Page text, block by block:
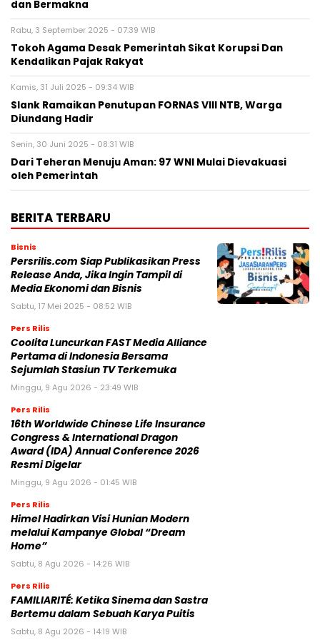
dan Bermakna
Rabu, 3 September 2025 - 07:39 WIB
Tokoh Agama Desak Pemerintah Sikat Korupsi Dan
Kendalikan Pajak Rakyat
Kamis, 31 Juli 2025 - 09:34 WIB
Slank Ramaikan Penutupan FORNAS VIII NTB, Warga
Diundang Hadir
Senin, 30 Juni 2025 - 08:31 WIB
Dari Teheran Menuju Aman: 97 WNI Mulai Dievakuasi
oleh Pemerintah
BERITA TERBARU
Bisnis
Persrilis.com Siap Publikasikan Press
Release Anda, Jika Ingin Tampil di
Media Ekonomi dan Bisnis
Sabtu, 17 Mei 2025 - 08:52 WIB
Pers Rilis
Coolita Luncurkan FAST Media Alliance
Pertama di Indonesia Bersama
Sejumlah Stasiun TV Terkemuka
Minggu, 9 Agu 2026 - 23:49 WIB
Pers Rilis
16th Worldwide Chinese Life Insurance
Congress & International Dragon
Award (IDA) Annual Conference 2026
Resmi Digelar
Minggu, 9 Agu 2026 - 01:45 WIB
Pers Rilis
Himel Hadirkan Visi Hunian Modern
melalui Kampanye Global “Dream
Home”
Sabtu, 8 Agu 2026 - 14:26 WIB
Pers Rilis
FAMILIARITÉ: Ketika Sinema dan Sastra
Bertemu dalam Sebuah Karya Puitis
Sabtu, 8 Agu 2026 - 14:19 WIB